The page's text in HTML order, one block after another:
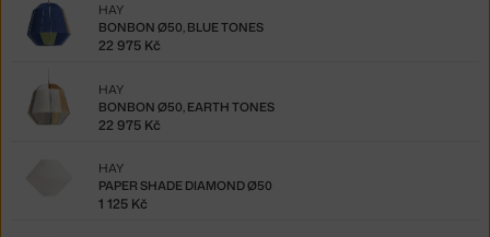
BONBON Ø50, BLUE TONES
HAY
22 975 Kč
BONBON Ø50, EARTH TONES
HAY
22 975 Kč
PAPER SHADE DIAMOND Ø50
HAY
1 125 Kč